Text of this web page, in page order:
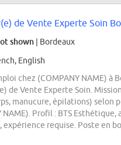
de Vente Experte Soin
shown | Bordeaux
English
chez (COMPANY NAME) à
de Vente Experte Soin.
manucure, épilations) selon
NAME). Profil : BTS Esthétique,
requise. Poste en